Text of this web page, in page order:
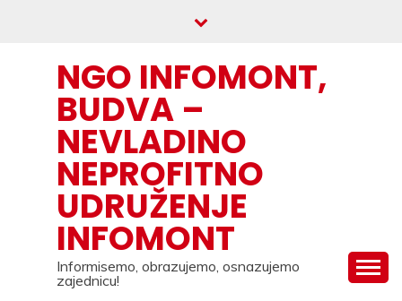
NGO INFOMONT,
BUDVA –
NEVLADINO
NEPROFITNO
UDRUŽENJE
INFOMONT
Informisemo, obrazujemo, osnazujemo
zajednicu!